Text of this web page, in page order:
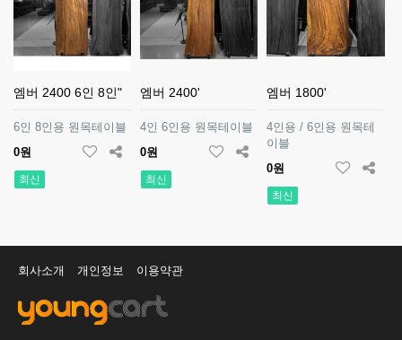
엠버 2400 6인 8인"
6인 8인용 원목테이블
0원
최신
엠버 2400'
4인 6인용 원목테이블
0원
최신
엠버 1800'
4인용 / 6인용 원목테
이블
0원
최신
회사소개 개인정보 이용약관